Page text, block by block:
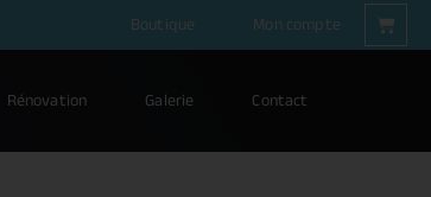
Boutique Mon compte
Rénovation Galerie Contact